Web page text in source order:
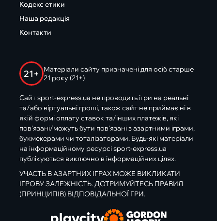
Кодекс етики
Наша редакція
Контакти
21+
Матеріали сайту призначені для осіб старше
21 року (21+)
Сайт sport-express.ua не проводить ігри на реальні
та/або віртуальні гроші, також сайт не приймає ні в
якій формі оплату ставок та/інших платежів, які
пов’язані/можуть бути пов’язані з азартними іграми,
букмекерами чи тоталізаторами. Будь-які матеріали
на інформаційному ресурсі sport-express.ua
публікуються виключно в інформаційних цілях.
УЧАСТЬ В АЗАРТНИХ ІГРАХ МОЖЕ ВИКЛИКАТИ
ІГРОВУ ЗАЛЕЖНІСТЬ. ДОТРИМУЙТЕСЬ ПРАВИЛ
(ПРИНЦИПІВ) ВІДПОВІДАЛЬНОЇ ГРИ.